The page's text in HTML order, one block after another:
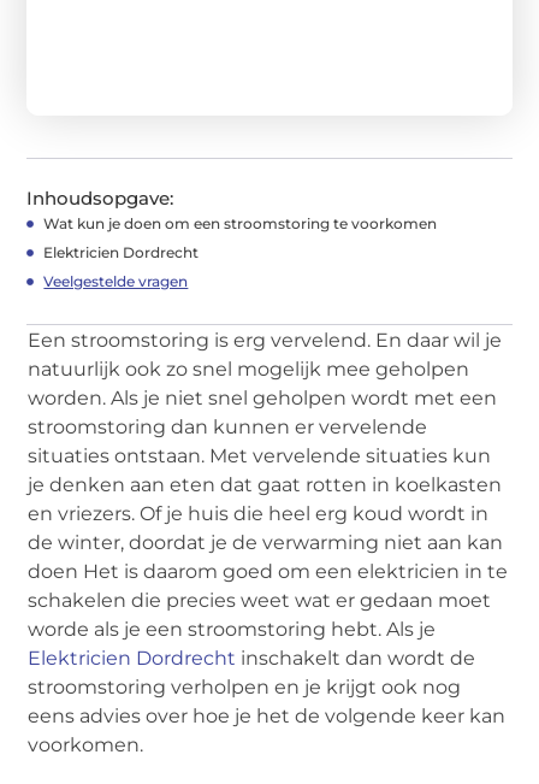
Inhoudsopgave:
Wat kun je doen om een stroomstoring te voorkomen
Elektricien Dordrecht
Veelgestelde vragen
Een stroomstoring is erg vervelend. En daar wil je
natuurlijk ook zo snel mogelijk mee geholpen
worden. Als je niet snel geholpen wordt met een
stroomstoring dan kunnen er vervelende
situaties ontstaan. Met vervelende situaties kun
je denken aan eten dat gaat rotten in koelkasten
en vriezers. Of je huis die heel erg koud wordt in
de winter, doordat je de verwarming niet aan kan
doen Het is daarom goed om een elektricien in te
schakelen die precies weet wat er gedaan moet
worde als je een stroomstoring hebt. Als je
Elektricien Dordrecht inschakelt dan wordt de
stroomstoring verholpen en je krijgt ook nog
eens advies over hoe je het de volgende keer kan
voorkomen.